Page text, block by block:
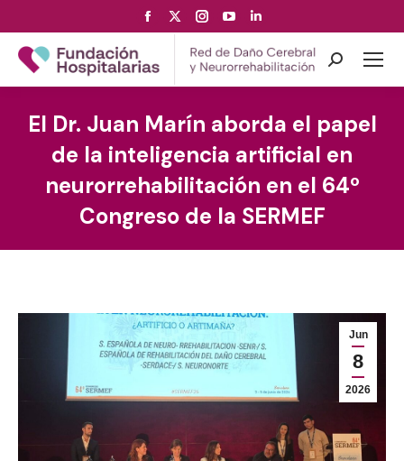
Facebook
page
opens
in
window
page
opens
in
window
Instagram
page
opens
in
window
YouTube
page
opens
in
window
page
opens
in
window
Search:
El Dr. Juan Marín aborda el papel
de la inteligencia artificial en
neurorrehabilitación en el 64º
Congreso de la SERMEF
Jun
8
2026